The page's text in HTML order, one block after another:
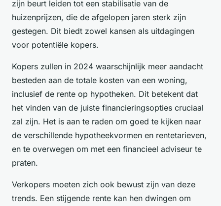
zijn beurt leiden tot een stabilisatie van de
huizenprijzen, die de afgelopen jaren sterk zijn
gestegen. Dit biedt zowel kansen als uitdagingen
voor potentiële kopers.
Kopers zullen in 2024 waarschijnlijk meer aandacht
besteden aan de totale kosten van een woning,
inclusief de rente op hypotheken. Dit betekent dat
het vinden van de juiste financieringsopties cruciaal
zal zijn. Het is aan te raden om goed te kijken naar
de verschillende hypotheekvormen en rentetarieven,
en te overwegen om met een financieel adviseur te
praten.
Verkopers moeten zich ook bewust zijn van deze
trends. Een stijgende rente kan hen dwingen om